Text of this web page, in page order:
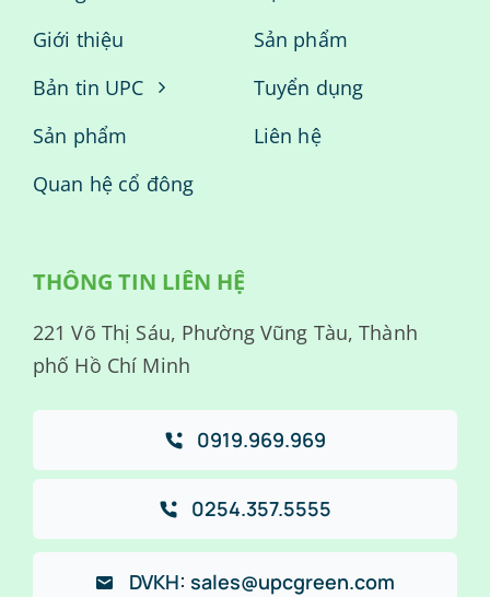
Giới thiệu
Bản tin UPC
Sản phẩm
Quan hệ cổ đông
Sản phẩm
Tuyển dụng
Liên hệ
THÔNG TIN LIÊN HỆ
221 Võ Thị Sáu, Phường Vũng Tàu, Thành
phố Hồ Chí Minh
0919.969.969
0254.357.5555
DVKH: sales@upcgreen.com